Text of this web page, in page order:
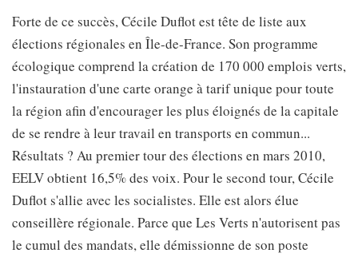
Forte de ce succès, Cécile Duflot est tête de liste aux
élections régionales en Île-de-France. Son programme
écologique comprend la création de 170 000 emplois verts,
l'instauration d'une carte orange à tarif unique pour toute
la région afin d'encourager les plus éloignés de la capitale
de se rendre à leur travail en transports en commun...
Résultats ? Au premier tour des élections en mars 2010,
EELV obtient 16,5% des voix. Pour le second tour, Cécile
Duflot s'allie avec les socialistes. Elle est alors élue
conseillère régionale. Parce que Les Verts n'autorisent pas
le cumul des mandats, elle démissionne de son poste